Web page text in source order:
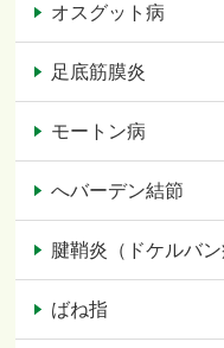
オスグット病
足底筋膜炎
モートン病
へバーデン結節
腱鞘炎（ドケルバン
ばね指